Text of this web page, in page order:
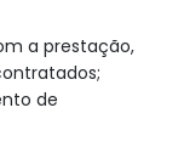
a prestação,
de